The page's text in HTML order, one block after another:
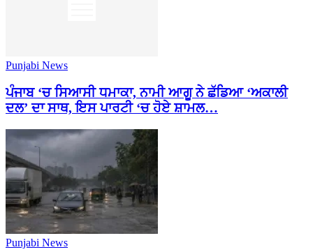
Punjabi News
ਪੰਜਾਬ ‘ਚ ਸਿਆਸੀ ਧਮਾਕਾ, ਨਾਮੀ ਆਗੂ ਨੇ ਛੱਡਿਆ ‘ਅਕਾਲੀ
ਦਲ’ ਦਾ ਸਾਥ, ਇਸ ਪਾਰਟੀ ‘ਚ ਹੋਏ ਸ਼ਾਮਲ…
Punjabi News